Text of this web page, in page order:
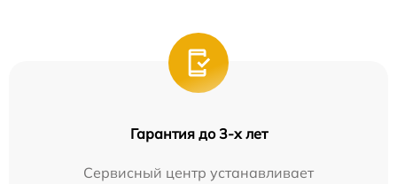
Гарантия до 3-х лет
Сервисный центр устанавливает